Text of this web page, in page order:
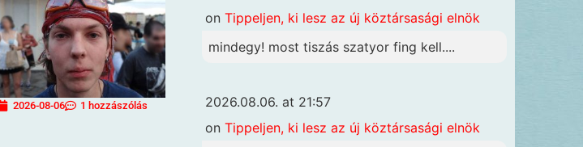
2026-08-06 1 hozzászólás
on Tippeljen, ki lesz az új köztársasági elnök
mindegy! most tiszás szatyor fing kell....
2026.08.06. at 21:57
on Tippeljen, ki lesz az új köztársasági elnök